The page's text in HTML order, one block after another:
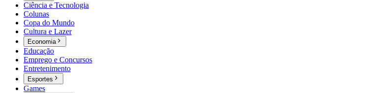
Ciência e Tecnologia
Colunas
Copa do Mundo
Cultura e Lazer
Economia
Educação
Emprego e Concursos
Entretenimento
Esportes
Games